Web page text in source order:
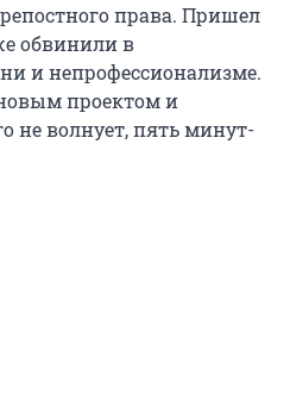
права. Пришел
обвинили в
и непрофессионализме.
проектом и
не волнует, пять минут-